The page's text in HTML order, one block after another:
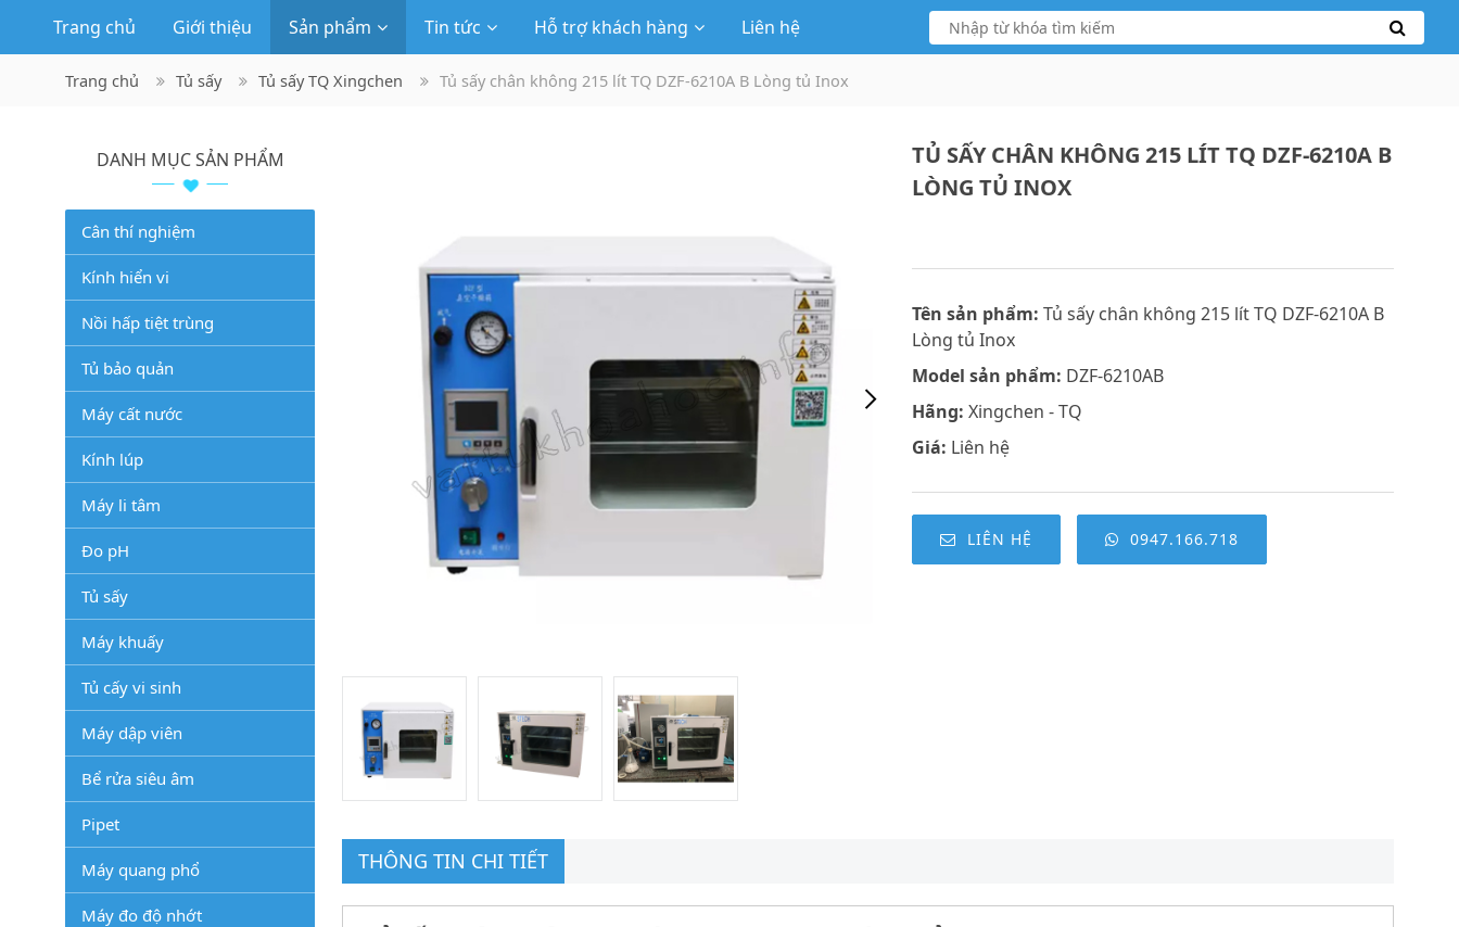
Trang chủ Giới thiệu Sản phẩm Tin tức Hỗ trợ khách hàng Liên hệ
Trang chủ Tủ sấy Tủ sấy TQ Xingchen Tủ sấy chân không 215 lít TQ DZF-6210A B Lòng tủ Inox
TỦ SẤY CHÂN KHÔNG 215 LÍT TQ DZF-6210A B
LÒNG TỦ INOX
Tên sản phẩm: Tủ sấy chân không 215 lít TQ DZF-6210A B
Lòng tủ Inox
Model sản phẩm: DZF-6210AB
Hãng: Xingchen - TQ
Giá: Liên hệ
LIÊN HỆ 0947.166.718
THÔNG TIN CHI TIẾT
DANH MỤC SẢN PHẨM
Cân thí nghiệm
Kính hiển vi
Nồi hấp tiệt trùng
Tủ bảo quản
Máy cất nước
Kính lúp
Máy li tâm
Đo pH
Tủ sấy
Máy khuấy
Tủ cấy vi sinh
Máy dập viên
Bể rửa siêu âm
Pipet
Máy quang phổ
Máy đo độ nhớt